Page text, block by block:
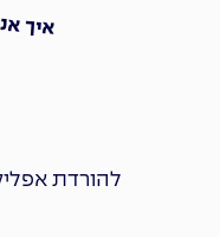
להורדת
איך